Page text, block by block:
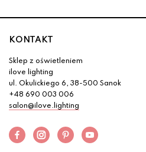
KONTAKT
Sklep z oświetleniem
ilove lighting
ul. Okulickiego 6, 38-500 Sanok
+48 690 003 006
salon@ilove.lighting